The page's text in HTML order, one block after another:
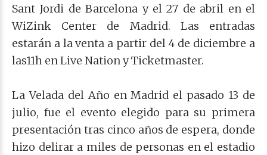
Sant Jordi de Barcelona y el 27 de abril en el
WiZink Center de Madrid. Las entradas
estarán a la venta a partir del 4 de diciembre a
las11h en Live Nation y Ticketmaster.
La Velada del Año en Madrid el pasado 13 de
julio, fue el evento elegido para su primera
presentación tras cinco años de espera, donde
hizo delirar a miles de personas en el estadio